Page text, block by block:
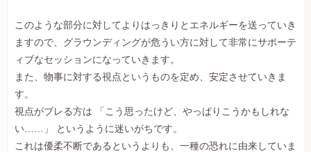
このような部分に対してよりはっきりとエネルギーを送っていき
ますので、グラウンディングが危うい方に対して非常にサポーテ
ィブなセッションになっていきます。
また、物事に対する視点というものを定め、安定させていきま
す。
視点がブレる方は 「こう思ったけど、やっぱりこうかもしれな
い……」 というように迷いがちです。
これは優柔不断であるというよりも、一種の恐れに由来していま